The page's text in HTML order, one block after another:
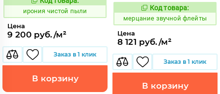
1108326
ирония чистой пыли
Цена
9 200 руб./м²
Заказ в 1 клик
В корзину
972616
Код товара:
мерцание звучной флейты
Цена
8 121 руб./м²
Заказ в 1 клик
В корзину